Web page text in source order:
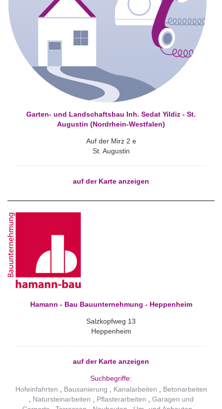
Garten- und Landschaftsbau Inh. Sedat Yildiz - St.
Augustin (Nordrhein-Westfalen)
Auf der Mirz 2 e
St. Augustin
auf der Karte anzeigen
Hamann - Bau Bauunternehmung - Heppenheim
Salzkopfweg 13
Heppenheim
auf der Karte anzeigen
Suchbegriffe:
Hofeinfahrten
Bausanierung Kanalarbeiten
Betonarbeiten
Natursteinarbeiten
Pflasterarbeiten
Garagen und